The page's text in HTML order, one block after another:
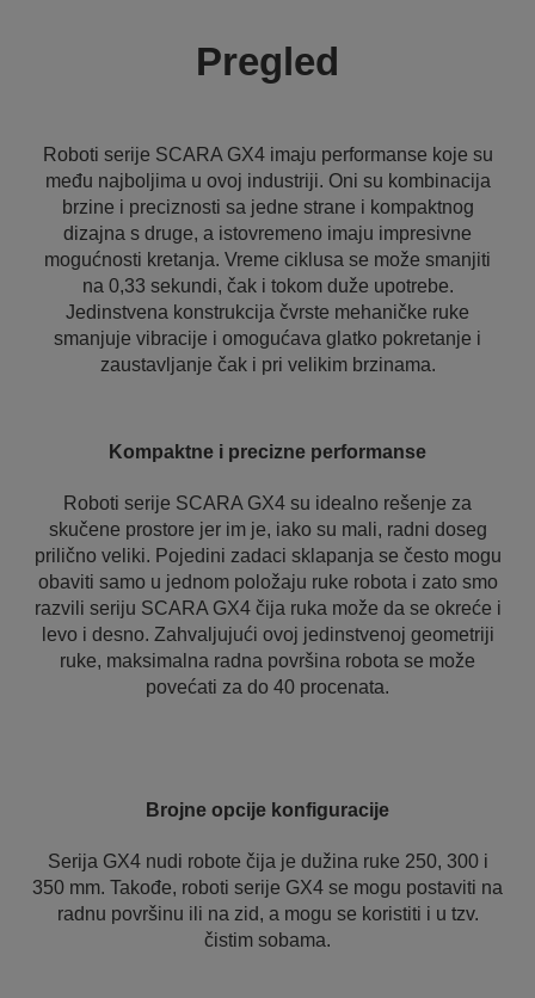
Pregled
Roboti serije SCARA GX4 imaju performanse koje su
među najboljima u ovoj industriji. Oni su kombinacija
brzine i preciznosti sa jedne strane i kompaktnog
dizajna s druge, a istovremeno imaju impresivne
mogućnosti kretanja. Vreme ciklusa se može smanjiti
na 0,33 sekundi, čak i tokom duže upotrebe.
Jedinstvena konstrukcija čvrste mehaničke ruke
smanjuje vibracije i omogućava glatko pokretanje i
zaustavljanje čak i pri velikim brzinama.
Kompaktne i precizne performanse
Roboti serije SCARA GX4 su idealno rešenje za
skučene prostore jer im je, iako su mali, radni doseg
prilično veliki. Pojedini zadaci sklapanja se često mogu
obaviti samo u jednom položaju ruke robota i zato smo
razvili seriju SCARA GX4 čija ruka može da se okreće i
levo i desno. Zahvaljujući ovoj jedinstvenoj geometriji
ruke, maksimalna radna površina robota se može
povećati za do 40 procenata.
Brojne opcije konfiguracije
Serija GX4 nudi robote čija je dužina ruke 250, 300 i
350 mm. Takođe, roboti serije GX4 se mogu postaviti na
radnu površinu ili na zid, a mogu se koristiti i u tzv.
čistim sobama.